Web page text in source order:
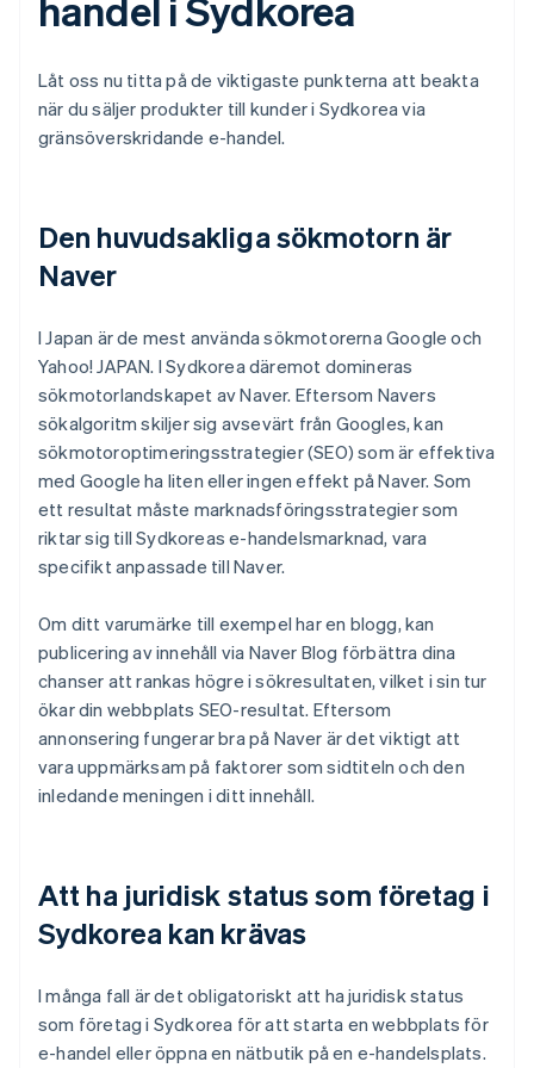
handel i Sydkorea
Låt oss nu titta på de viktigaste punkterna att beakta
när du säljer produkter till kunder i Sydkorea via
gränsöverskridande e-handel.
Den huvudsakliga sökmotorn är
Naver
I Japan är de mest använda sökmotorerna Google och
Yahoo! JAPAN. I Sydkorea däremot domineras
sökmotorlandskapet av Naver. Eftersom Navers
sökalgoritm skiljer sig avsevärt från Googles, kan
sökmotoroptimeringsstrategier (SEO) som är effektiva
med Google ha liten eller ingen effekt på Naver. Som
ett resultat måste marknadsföringsstrategier som
riktar sig till Sydkoreas e-handelsmarknad, vara
specifikt anpassade till Naver.
Om ditt varumärke till exempel har en blogg, kan
publicering av innehåll via Naver Blog förbättra dina
chanser att rankas högre i sökresultaten, vilket i sin tur
ökar din webbplats SEO-resultat. Eftersom
annonsering fungerar bra på Naver är det viktigt att
vara uppmärksam på faktorer som sidtiteln och den
inledande meningen i ditt innehåll.
Att ha juridisk status som företag i
Sydkorea kan krävas
I många fall är det obligatoriskt att ha juridisk status
som företag i Sydkorea för att starta en webbplats för
e-handel eller öppna en nätbutik på en e-handelsplats.